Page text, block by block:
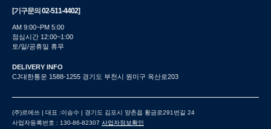
[기구문의02-511-4402]
AM 9:00~PM 5:00
점심시간 12:00~1:00
토/일/공휴일 휴무
DELIVERY INFO
CJ대한통운 1588-1255 경기도 부천시 원미구 옥산로203
(주)르에쓰 | 대표 :이승수 | 경기도 김포시 양촌읍 황금로291번길 24
사업자등록번호 : 130-86-82307 사업자정보확인